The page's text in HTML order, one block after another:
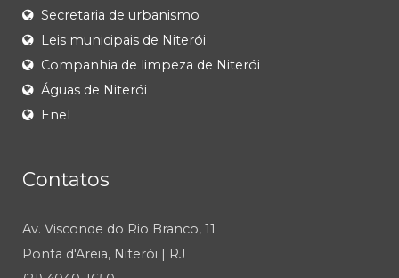
Secretaria de urbanismo
Leis municipais de Niterói
Companhia de limpeza de Niterói
Águas de Niterói
Enel
Contatos
Av. Visconde do Rio Branco, 11
Ponta d'Areia, Niterói | RJ